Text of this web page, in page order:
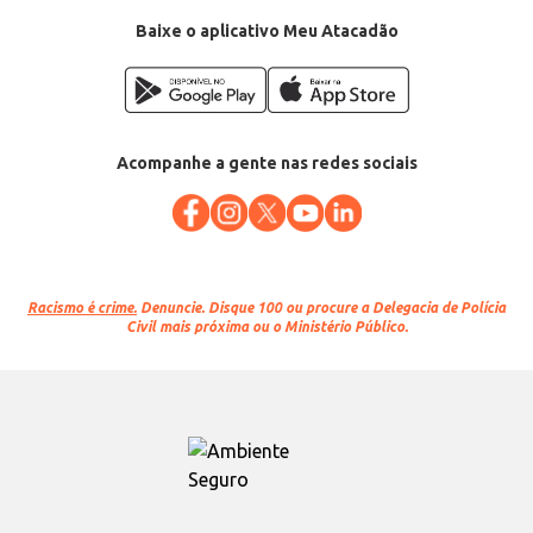
Baixe o aplicativo Meu Atacadão
Acompanhe a gente nas redes sociais
Racismo é crime. Denuncie. Disque 100 ou procure a Delegacia de Polícia
Civil mais próxima ou o Ministério Público.